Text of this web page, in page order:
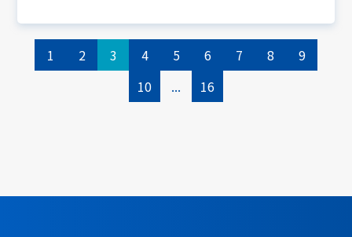
1 2 3 4 5 6 7 8
9
10
... 16